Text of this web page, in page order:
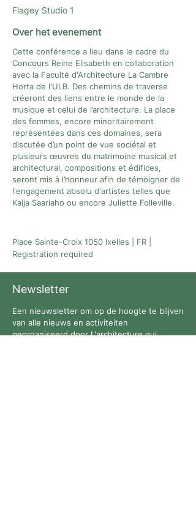
Flagey Studio 1
Over het evenement
Cette conférence a lieu dans le cadre du
Concours Reine Elisabeth en collaboration
avec la Faculté d'Architecture La Cambre
Horta de l'ULB. Des chemins de traverse
créeront des liens entre le monde de la
musique et celui de l’architecture. La place
des femmes, encore minoritairement
représentées dans ces domaines, sera
discutée d’un point de vue sociétal et
plusieurs œuvres du matrimoine musical et
architectural, compositions et édifices,
seront mis à l’honneur afin de témoigner de
l'engagement absolu d'artistes telles que
Kaija Saariaho ou encore Juliette Folleville.
Place Sainte-Croix 1050 Ixelles | FR |
Registration required
Newsletter
Een nieuwsletter om op de hoogte te blijven
van alle nieuws en activiteiten
georganiseerd door L'architecture qui